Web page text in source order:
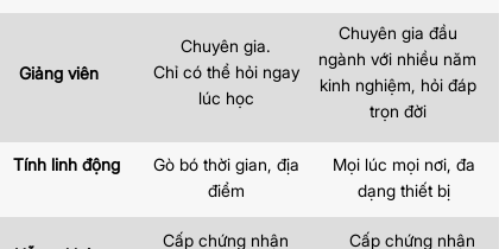
Chuyên gia.
Chỉ có thể hỏi ngay
lúc học
Cấp chứng nhận
Chuyên gia đầu
ngành với nhiều năm
kinh nghiệm, hỏi đáp
trọn đời
Cấp chứng nhận
Giảng viên
Mọi lúc mọi nơi, đa
dạng thiết bị
Tính linh động
Gò bó thời gian, địa
điểm